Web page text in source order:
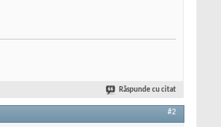
Răspunde cu citat
#2